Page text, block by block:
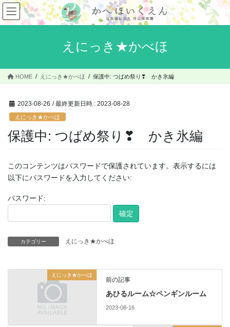
コ
ン
テ
ス
ナ
ビ
ゲ
ン
えにっき★かべほ
HOME えにっき★かべほ 保護中: つばめ祭り❣ かき氷編
2023-08-26 / 最終更新日時 : 2023-08-28
えにっき★かべほ
保護中: つばめ祭り❣ かき氷編
このコンテンツはパスワードで保護されています。表示するには
以下にパスワードを入力してください:
パスワード:
カテゴリー えにっき★かべほ
えにっき★かべほ
前の記事
あひるルーム☆ペンギンルーム
2023-08-16